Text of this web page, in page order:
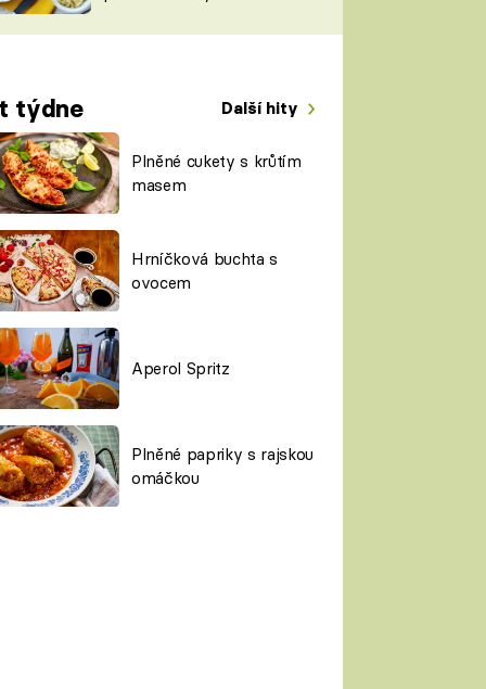
týdne Další hity
Plněné cukety s krůtím
masem
Hrníčková buchta s
ovocem
Aperol Spritz
Plněné papriky s rajskou
omáčkou